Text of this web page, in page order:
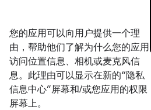
您的应用可以向用户提供一个理
由，帮助他们了解为什么您的应用
访问位置信息、相机或麦克风信
息。此理由可以显示在新的“隐私
信息中心”屏幕和/或您应用的权限
屏幕上。